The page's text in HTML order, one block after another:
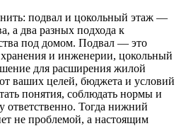
подвал и цокольный этаж —
а два разных подхода к
под домом. Подвал — это
и инженерии, цокольный
для расширения жилой
ваших целей, бюджета и условий
понятия, соблюдать нормы и
ответственно. Тогда нижний
не проблемой, а настоящим